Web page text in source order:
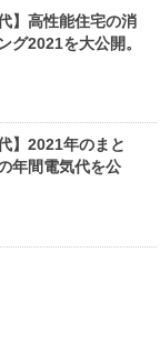
】高性能住宅の消
グ2021を大公開。
】2021年のまと
年間電気代を公